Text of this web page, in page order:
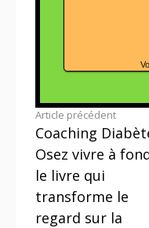
Lire
la
suite
Article précédent
Coaching
Osez vivre à
le livre qui
transforme le
regard sur la